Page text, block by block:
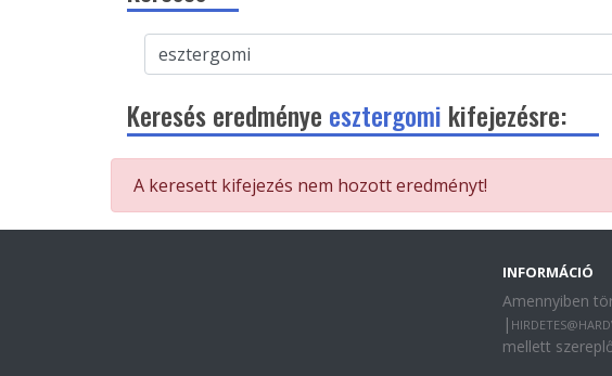
Keresés eredménye esztergomi kifejezésre:
A keresett kifejezés nem hozott eredményt!
INFORMÁCIÓ
Amennyiben
|
mellett